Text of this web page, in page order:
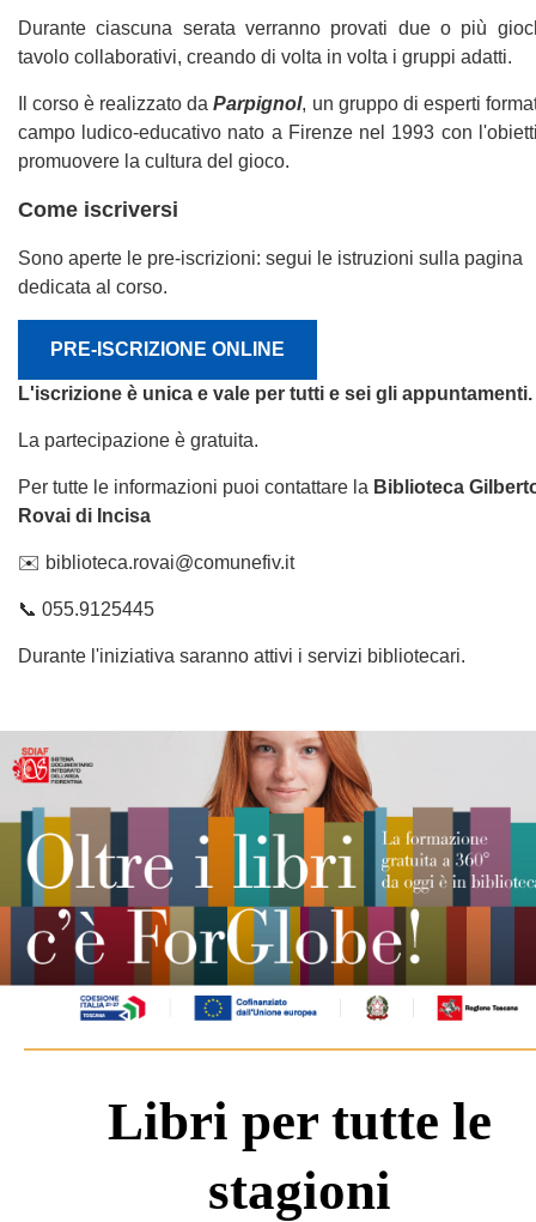
Durante ciascuna serata verranno provati due o più
tavolo collaborativi, creando di volta in volta i gruppi adatti.
Il corso è realizzato daParpignol, un gruppo di esperti
campo ludico-educativo nato a Firenze nel 1993 con
promuovere la cultura del gioco.
Come iscriversi
Sono aperte le pre-iscrizioni: segui le istruzioni sulla pagina
dedicata al corso.
PRE-ISCRIZIONE ONLINE
L'iscrizione è unica e vale per tutti e sei gli appuntamenti.
La partecipazione è gratuita.
Per tutte le informazioni puoi contattare la Biblioteca
Rovai di Incisa
✉️ biblioteca.rovai@comunefiv.it
📞 055.9125445
Durante l'iniziativa saranno attivi i servizi bibliotecari.
Libri per tutte le
stagioni